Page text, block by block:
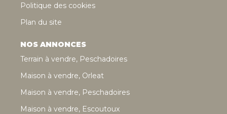
Politique des cookies
Plan du site
NOS ANNONCES
Terrain à vendre, Peschadoires
Maison à vendre, Orleat
Maison à vendre, Peschadoires
Maison à vendre, Escoutoux